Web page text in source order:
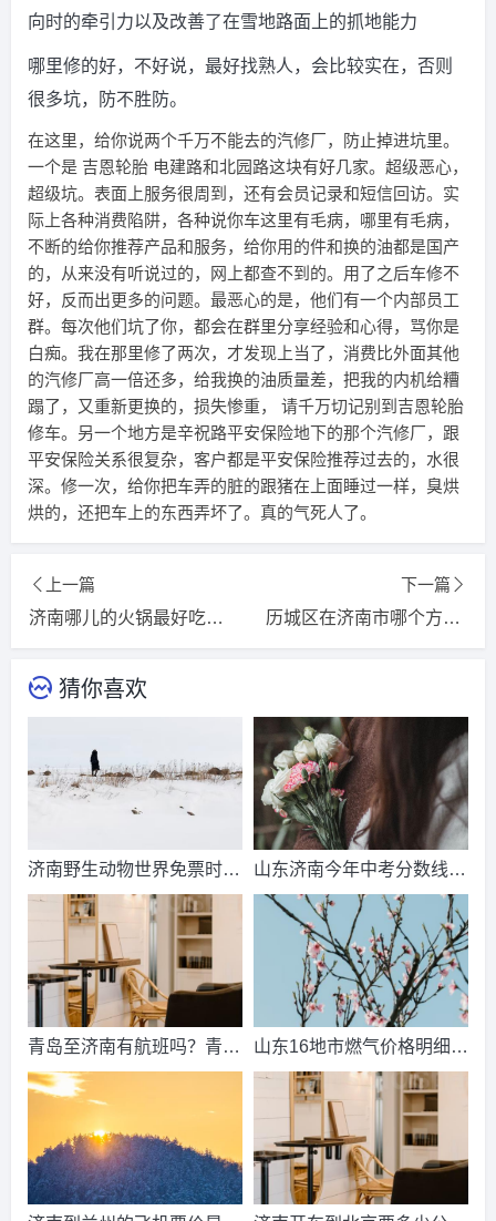
向时的牵引力以及改善了在雪地路面上的抓地能力
哪里修的好，不好说，最好找熟人，会比较实在，否则
很多坑，防不胜防。
在这里，给你说两个千万不能去的汽修厂，防止掉进坑里。
一个是 吉恩轮胎 电建路和北园路这块有好几家。超级恶心，
超级坑。表面上服务很周到，还有会员记录和短信回访。实
际上各种消费陷阱，各种说你车这里有毛病，哪里有毛病，
不断的给你推荐产品和服务，给你用的件和换的油都是国产
的，从来没有听说过的，网上都查不到的。用了之后车修不
好，反而出更多的问题。最恶心的是，他们有一个内部员工
群。每次他们坑了你，都会在群里分享经验和心得，骂你是
白痴。我在那里修了两次，才发现上当了，消费比外面其他
的汽修厂高一倍还多，给我换的油质量差，把我的内机给糟
蹋了，又重新更换的，损失惨重， 请千万切记别到吉恩轮胎
修车。另一个地方是辛祝路平安保险地下的那个汽修厂，跟
平安保险关系很复杂，客户都是平安保险推荐过去的，水很
深。修一次，给你把车弄的脏的跟猪在上面睡过一样，臭烘
烘的，还把车上的东西弄坏了。真的气死人了。
上一篇
济南哪儿的火锅最好吃？济南天桥附近火锅哪家好吃？
下一篇
历城区在济南市哪个方位？济南历城区有多少乡镇村？
猜你喜欢
济南野生动物世界免票时
间？济南动物王国票价？
山东济南今年中考分数线出
来了吗？济南中考总分多
青岛至济南有航班吗？青岛
到济南的高铁票多钱？
山东16地市燃气价格明细？
2021山东天然气费收费标